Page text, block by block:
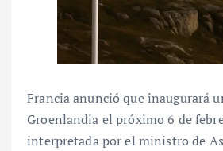
Francia anunció que inaugurará
Groenlandia el próximo 6 de
interpretada por el ministro de